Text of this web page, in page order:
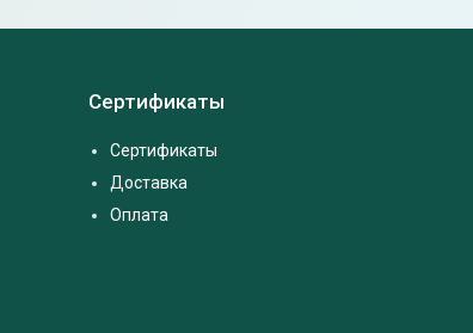
Сертификаты
Сертификаты
Доставка
Оплата